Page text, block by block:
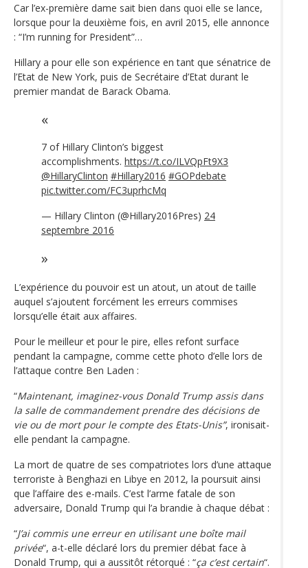
Car l’ex-première dame sait bien dans quoi elle se lance,
lorsque pour la deuxième fois, en avril 2015, elle annonce
: “I’m running for President”…
Hillary a pour elle son expérience en tant que sénatrice de
l’Etat de New York, puis de Secrétaire d’Etat durant le
premier mandat de Barack Obama.
7 of Hillary Clinton’s biggest
accomplishments. https://t.co/ILVQpFt9X3
@HillaryClinton #Hillary2016 #GOPdebate
pic.twitter.com/FC3uprhcMq
— Hillary Clinton (@Hillary2016Pres) 24
septembre 2016
L’expérience du pouvoir est un atout, un atout de taille
auquel s’ajoutent forcément les erreurs commises
lorsqu’elle était aux affaires.
Pour le meilleur et pour le pire, elles refont surface
pendant la campagne, comme cette photo d’elle lors de
l’attaque contre Ben Laden :
“Maintenant, imaginez-vous Donald Trump assis dans
la salle de commandement prendre des décisions de
vie ou de mort pour le compte des Etats-Unis”, ironisait-
elle pendant la campagne.
La mort de quatre de ses compatriotes lors d’une attaque
terroriste à Benghazi en Libye en 2012, la poursuit ainsi
que l’affaire des e-mails. C’est l’arme fatale de son
adversaire, Donald Trump qui l’a brandie à chaque débat :
“J’ai commis une erreur en utilisant une boîte mail
privée“, a-t-elle déclaré lors du premier débat face à
Donald Trump, qui a aussitôt rétorqué : “ça c’est certain“.